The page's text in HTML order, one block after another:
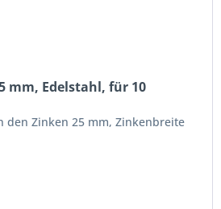
mm, Edelstahl, für 10
den Zinken 25 mm, Zinkenbreite